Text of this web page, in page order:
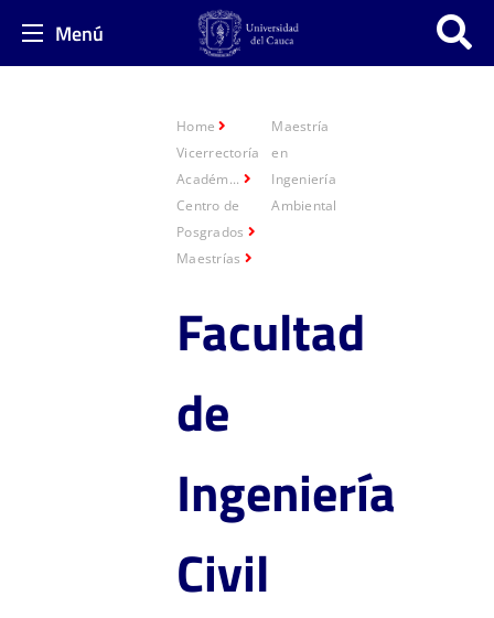
Menú
Home
Vicerrectoría
Académ...
Centro de
Posgrados
Maestrías
Maestría
en
Ingeniería
Ambiental
Facultad
de
Ingeniería
Civil